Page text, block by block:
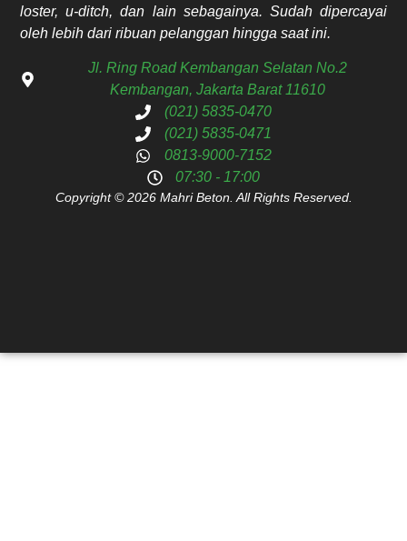
loster, u-ditch, dan lain sebagainya. Sudah dipercayai
oleh lebih dari ribuan pelanggan hingga saat ini.
Jl. Ring Road Kembangan Selatan No.2
Kembangan, Jakarta Barat 11610
(021) 5835-0470
(021) 5835-0471
0813-9000-7152
07:30 - 17:00
Copyright © 2026 Mahri Beton. All Rights Reserved.